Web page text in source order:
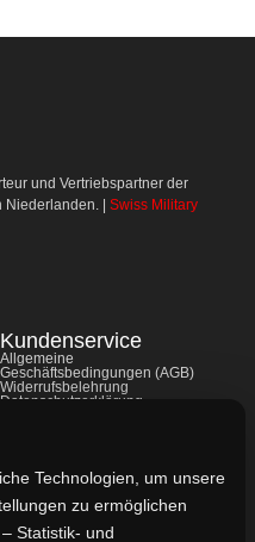
und Vertriebspartner der
Niederlanden. | Swiss Military
Kundenservice
Allgemeine
Geschäftsbedingungen (AGB)
Widerrufsbelehrung
Datenschutzerklärung
Technologien, um unsere
zu ermöglichen
Statistik- und